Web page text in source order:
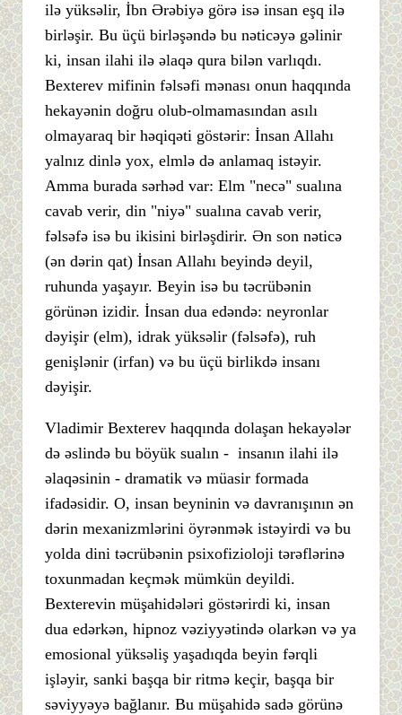
ilə yüksəlir, İbn Ərəbiyə görə isə insan eşq ilə
birləşir. Bu üçü birləşəndə bu nəticəyə gəlinir
ki, insan ilahi ilə əlaqə qura bilən varlıqdı.
Bexterev mifinin fəlsəfi mənası onun haqqında
hekayənin doğru olub-olmamasından asılı
olmayaraq bir həqiqəti göstərir: İnsan Allahı
yalnız dinlə yox, elmlə də anlamaq istəyir.
Amma burada sərhəd var: Elm "necə" sualına
cavab verir, din "niyə" sualına cavab verir,
fəlsəfə isə bu ikisini birləşdirir. Ən son nəticə
(ən dərin qat) İnsan Allahı beyində deyil,
ruhunda yaşayır. Beyin isə bu təcrübənin
görünən izidir. İnsan dua edəndə: neyronlar
dəyişir (elm), idrak yüksəlir (fəlsəfə), ruh
genişlənir (irfan) və bu üçü birlikdə insanı
dəyişir.
Vladimir Bexterev haqqında dolaşan hekayələr
də əslində bu böyük sualın - insanın ilahi ilə
əlaqəsinin - dramatik və müasir formada
ifadəsidir. O, insan beyninin və davranışının ən
dərin mexanizmlərini öyrənmək istəyirdi və bu
yolda dini təcrübənin psixofizioloji tərəflərinə
toxunmadan keçmək mümkün deyildi.
Bexterevin müşahidələri göstərirdi ki, insan
dua edərkən, hipnoz vəziyyətində olarkən və ya
emosional yüksəliş yaşadıqda beyin fərqli
işləyir, sanki başqa bir ritmə keçir, başqa bir
səviyyəyə bağlanır. Bu müşahidə sadə görünə